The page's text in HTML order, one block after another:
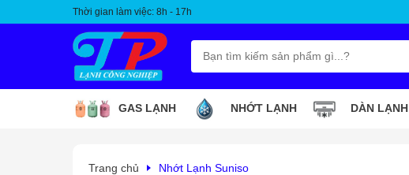
Thời gian làm việc: 8h - 17h
GAS LẠNH NHỚT LẠNH DÀN LẠNH
Trang chủ Nhớt Lạnh Suniso